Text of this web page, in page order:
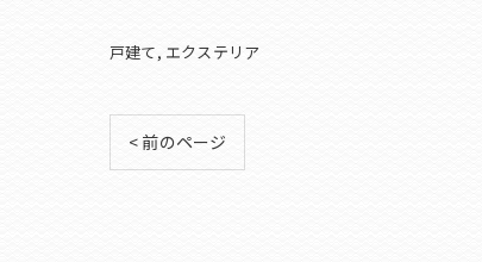
戸建て エクステリア
< 前のページ